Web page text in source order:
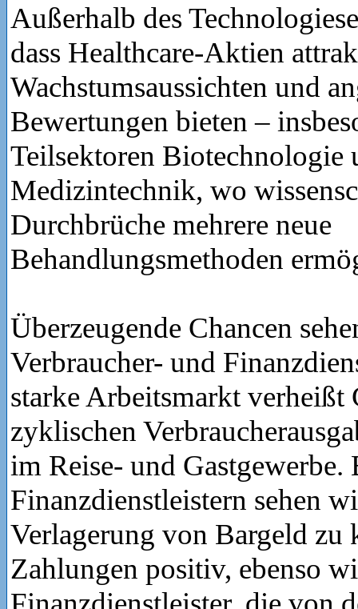
Außerhalb des
dass Healthcare-Aktien
Wachstumsaussichten und
Bewertungen bieten –
Teilsektoren Biotechnologie
Medizintechnik, wo
Durchbrüche mehrere neue
Behandlungsmethoden
Überzeugende Chancen
Verbraucher- und
starke Arbeitsmarkt verheißt
zyklischen
im Reise- und Gastgewerbe.
Finanzdienstleistern sehen
Verlagerung von Bargeld zu
Zahlungen positiv, ebenso